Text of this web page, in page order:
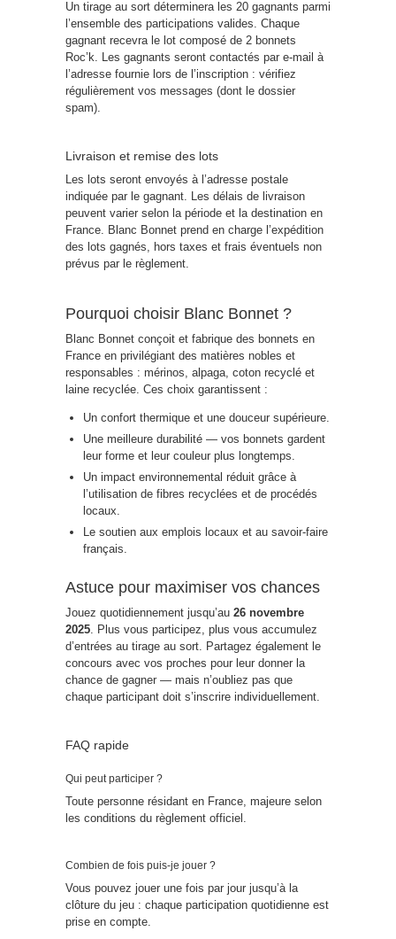
Un tirage au sort déterminera les 20 gagnants parmi
l’ensemble des participations valides. Chaque
gagnant recevra le lot composé de 2 bonnets
Roc’k. Les gagnants seront contactés par e-mail à
l’adresse fournie lors de l’inscription : vérifiez
régulièrement vos messages (dont le dossier
spam).
Livraison et remise des lots
Les lots seront envoyés à l’adresse postale
indiquée par le gagnant. Les délais de livraison
peuvent varier selon la période et la destination en
France. Blanc Bonnet prend en charge l’expédition
des lots gagnés, hors taxes et frais éventuels non
prévus par le règlement.
Pourquoi choisir Blanc Bonnet ?
Blanc Bonnet conçoit et fabrique des bonnets en
France en privilégiant des matières nobles et
responsables : mérinos, alpaga, coton recyclé et
laine recyclée. Ces choix garantissent :
Un confort thermique et une douceur supérieure.
Une meilleure durabilité — vos bonnets gardent
leur forme et leur couleur plus longtemps.
Un impact environnemental réduit grâce à
l’utilisation de fibres recyclées et de procédés
locaux.
Le soutien aux emplois locaux et au savoir-faire
français.
Astuce pour maximiser vos chances
Jouez quotidiennement jusqu’au 26 novembre
2025 . Plus vous participez, plus vous accumulez
d’entrées au tirage au sort. Partagez également le
concours avec vos proches pour leur donner la
chance de gagner — mais n’oubliez pas que
chaque participant doit s’inscrire individuellement.
FAQ rapide
Qui peut participer ?
Toute personne résidant en France, majeure selon
les conditions du règlement officiel.
Combien de fois puis-je jouer ?
Vous pouvez jouer une fois par jour jusqu’à la
clôture du jeu : chaque participation quotidienne est
prise en compte.